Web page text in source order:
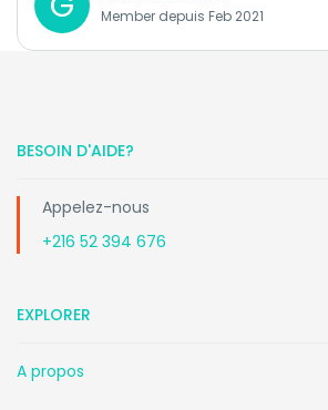
Member depuis Feb 2021
BESOIN D'AIDE?
Appelez-nous
+216 52 394 676
EXPLORER
A propos